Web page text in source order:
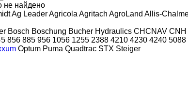
не найдено
Ag LeaderAgricola Agritach AgroLand Allis-
Bosch Boschung Bucher Hydraulics CHCNAV CNH
856 885 956 1056 1255 2388 4210 4230 4240 5088
Optum Puma Quadtrac STX Steiger